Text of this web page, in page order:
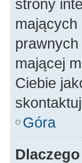
strony
mających
mającej
Ciebie
Góra